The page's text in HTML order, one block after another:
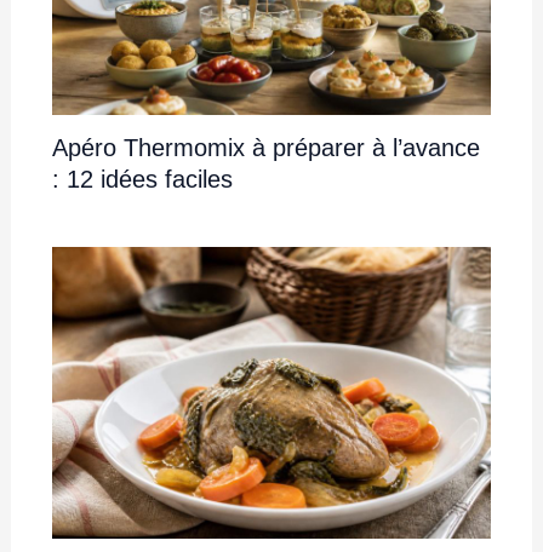
Apéro Thermomix à préparer à l’avance
: 12 idées faciles